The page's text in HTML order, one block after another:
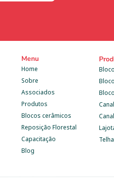
Menu
Home
Sobre
Blog
Associados
Produtos
Blocos cerâmicos
Reposição Florestal
Capacitação